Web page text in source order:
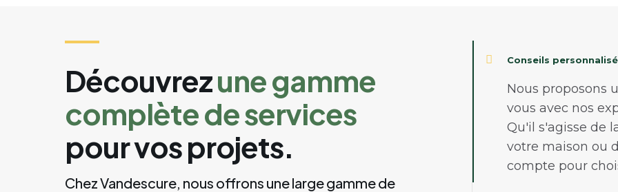
Découvrezune gamme
complète de services
pour vos projets.
Chez Vandescure, nous offrons une large gamme de
Conseils
Nous proposons
vous avec nos
Qu'il s'agisse de
votre maison ou
compte pour